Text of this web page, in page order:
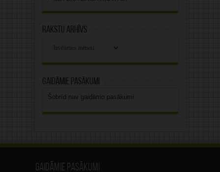
Rakstu arhīvs
Gaidāmie pasākumi
Šobrīd nav gaidāmo pasākumi.
Gaidāmie pasākumi